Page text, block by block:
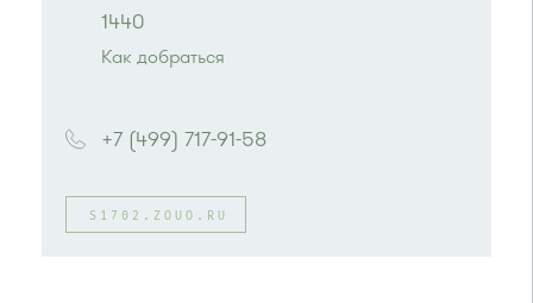
1440
Как добраться
Автобус № 16, 16К
или до остановки
Невского":
+7 (499) 717-91-58
S1702.ZOUO.RU